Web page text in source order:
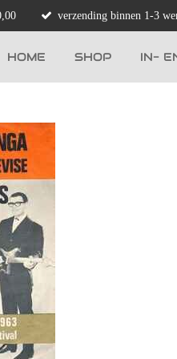
verzending binnen 1-3
HOME SHOP IN-